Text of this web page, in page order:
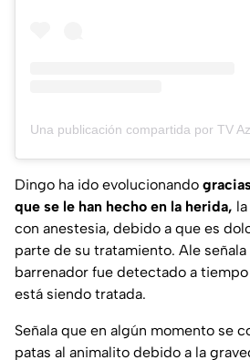
Dingo ha ido evolucionando
que se le han hecho en la herida,
con anestesia, debido a que es
parte de su tratamiento. Ale
barrenador fue detectado a
está siendo tratada.
Señala que en algún momento se
patas al animalito debido a la